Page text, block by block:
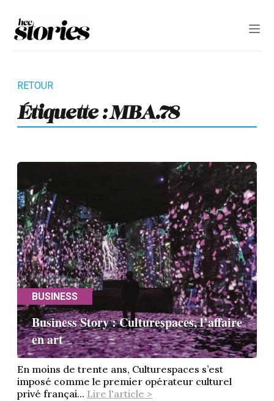
Étiquette : MBA.78
BUSINESS
Business Story : Culturespaces, l’affaire
en art
En moins de trente ans, Culturespaces s’est
imposé comme le premier opérateur culturel
privé françai... Lire l'article >